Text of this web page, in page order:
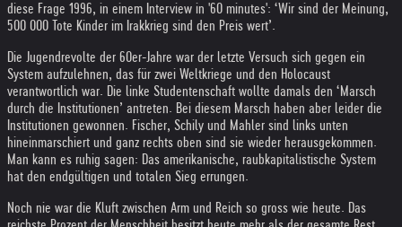
diese Frage 1996, in einem Interview in '60 minutes': ‘Wir sind der Meinung,
500 000 Tote Kinder im Irakkrieg sind den Preis wert’.
Die Jugendrevolte der 60er-Jahre war der letzte Versuch sich gegen ein
System aufzulehnen, das für zwei Weltkriege und den Holocaust
verantwortlich war. Die linke Studentenschaft wollte damals den ‘Marsch
durch die Institutionen’ antreten. Bei diesem Marsch haben aber leider die
Institutionen gewonnen. Fischer, Schily und Mahler sind links unten
hineinmarschiert und ganz rechts oben sind sie wieder herausgekommen.
Man kann es ruhig sagen: Das amerikanische, raubkapitalistische System
hat den endgültigen und totalen Sieg errungen.
Noch nie war die Kluft zwischen Arm und Reich so gross wie heute. Das